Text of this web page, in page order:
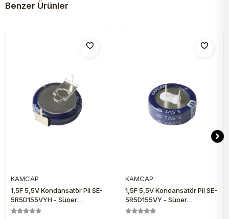
Benzer Ürünler
KAMCAP
1,5F 5,5V Kondansatör Pil SE-
5R5D155VYH - Süper
Kapasitör
KAMCAP
1,5F 5,5V Kondansatör Pil SE-
5R5D155VY - Süper
Kapasitör